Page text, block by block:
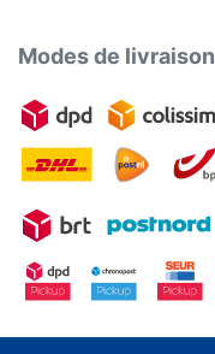
Modes de livraison